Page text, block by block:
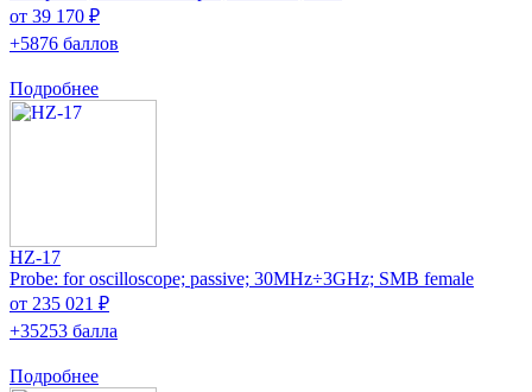
от 39 170 ₽
+5876 баллов
Подробнее
HZ-17
Probe: for oscilloscope; passive; 30MHz÷3GHz; SMB female
от 235 021 ₽
+35253 балла
Подробнее